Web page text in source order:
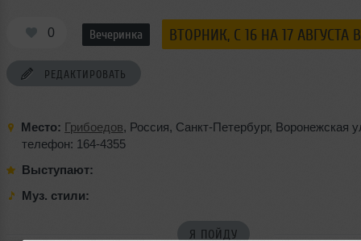
0 Вечеринка ВТОРНИК, C 16 НА 17 АВГУСТА
РЕДАКТИРОВАТЬ
Место: Грибоедов, Россия, Санкт-Петербург, Воронежская
телефон: 164-4355
Выступают:
Муз. стили:
Я ПОЙДУ